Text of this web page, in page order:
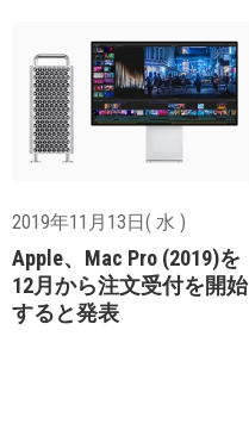
2019年11月13日( 水 )
Apple、Mac Pro (2019)を
12月から注文受付を開始
すると発表